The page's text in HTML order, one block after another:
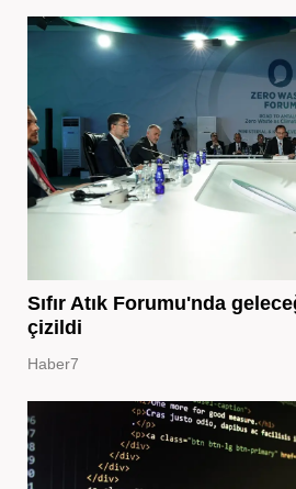
Sıfır Atık Forumu'nda
çizildi
Haber7